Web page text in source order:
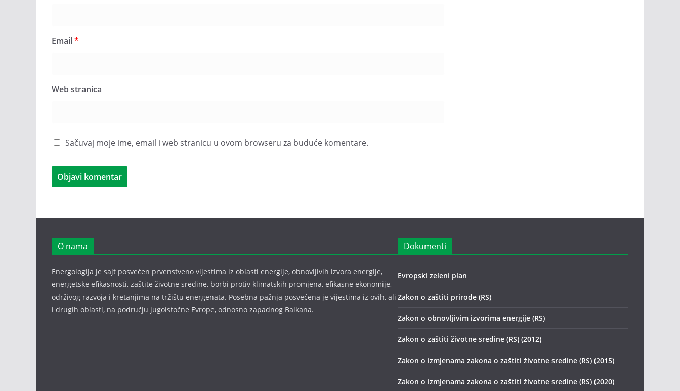
Email*
Web stranica
Sačuvaj moje ime, email i web stranicu u ovom browseru za buduće komentare.
O nama
Energologija je sajt posvećen prvenstveno vijestima iz oblasti energije, obnovljivih izvora energije,
energetske efikasnosti, zaštite životne sredine, borbi protiv klimatskih promjena, efikasne ekonomije,
održivog razvoja i kretanjima na tržištu energenata. Posebna pažnja posvećena je vijestima iz ovih, ali
i drugih oblasti, na području jugoistočne Evrope, odnosno zapadnog Balkana.
Dokumenti
Evropski zeleni plan
Zakon o zaštiti prirode (RS)
Zakon o obnovljivim izvorima energije (RS)
Zakon o zaštiti životne sredine (RS) (2012)
Zakon o izmjenama zakona o zaštiti životne sredine (RS) (2015)
Zakon o izmjenama zakona o zaštiti životne sredine (RS) (2020)